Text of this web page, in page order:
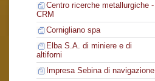
Centro ricerche metallurgiche -
CRM
Cornigliano spa
Elba S.A. di miniere e di
altiforni
Impresa Sebina di navigazione